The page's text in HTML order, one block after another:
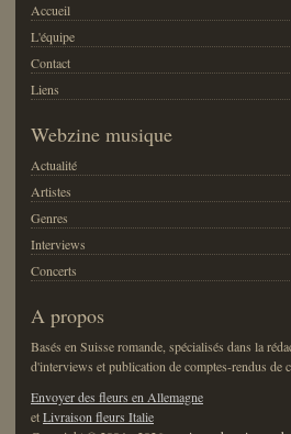
Accueil
L'équipe
Contact
Liens
Webzine musique
Actualité
Artistes
Genres
Interviews
Concerts
A propos
Basés en Suisse romande, spécialisés dans la
d'interviews et publication de comptes-rendus de
Envoyer des fleurs en Allemagne
etLivraison fleurs Italie